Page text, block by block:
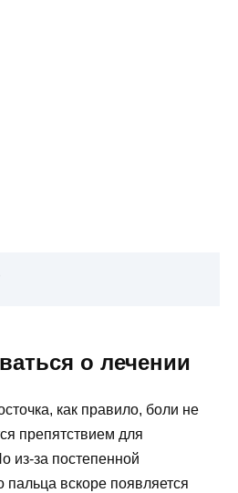
о лечении
как правило, боли не
препятствием для
из-за постепенной
вскоре появляется